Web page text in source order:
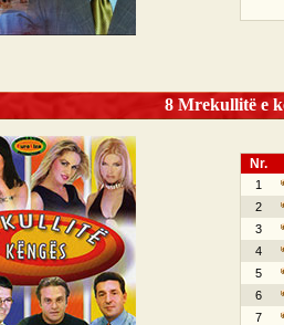
8 Mrekullitë e
Nr.
1
2
3
4
5
6
7